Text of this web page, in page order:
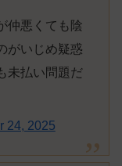
仲悪くても陰
がいじめ疑惑
未払い問題だ
24, 2025